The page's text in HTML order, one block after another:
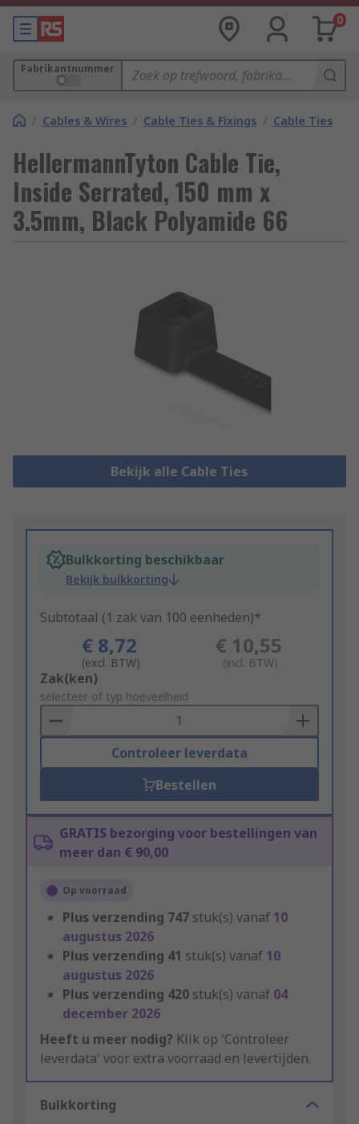
0
Fabrikantnummer
/ Cables & Wires / Cable Ties & Fixings / Cable Ties
HellermannTyton Cable Tie,
Inside Serrated, 150 mm x
3.5mm, Black Polyamide 66
Bekijk alle Cable Ties
Bulkkorting beschikbaar
Bekijk bulkkorting
Subtotaal (1 zak van 100 eenheden)*
€ 8,72
(excl. BTW)
€ 10,55
(incl. BTW)
Add
to
Basket
Zak(ken)
selecteer of typ hoeveelheid
Controleer leverdata
Bestellen
GRATIS bezorging voor bestellingen van
meer dan € 90,00
Op voorraad
Plus verzending 747 stuk(s) vanaf 10
augustus 2026
Plus verzending 41 stuk(s) vanaf 10
augustus 2026
Plus verzending 420 stuk(s) vanaf 04
december 2026
Heeft u meer nodig? Klik op 'Controleer
leverdata' voor extra voorraad en levertijden.
Bulkkorting